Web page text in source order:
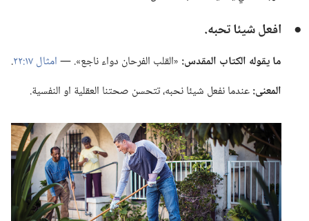
● افعل شيئا تحبه.‏
ما يقوله الكتاب المقدس:‏ «القلب الفرحان دواء ناجع».‏ —‏امثال ١٧:‏٢٢
‏.‏
المعنى:‏عندما نفعل شيئا نحبه،‏ تتحسن صحتنا العقلية او النفسية.‏